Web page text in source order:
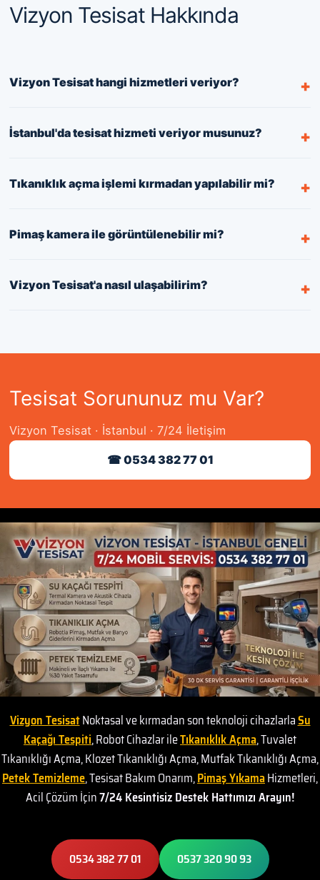
Vizyon Tesisat Hakkında
Vizyon Tesisat hangi hizmetleri veriyor?
İstanbul'da tesisat hizmeti veriyor musunuz?
Tıkanıklık açma işlemi kırmadan yapılabilir mi?
Pimaş kamera ile görüntülenebilir mi?
Vizyon Tesisat'a nasıl ulaşabilirim?
Tesisat Sorununuz mu Var?
Vizyon Tesisat · İstanbul · 7/24 İletişim
☎ 0534 382 77 01
Vizyon TesisatNoktasal ve kırmadan son teknoloji cihazlarlaSu
Kaçağı Tespiti, Robot Cihazlar ileTıkanıklık Açma, Tuvalet
Tıkanıklığı Açma, Klozet Tıkanıklığı Açma, Mutfak Tıkanıklığı Açma,
Petek Temizleme, Tesisat Bakım Onarım,Pimaş YıkamaHizmetleri,
Acil Çözüm İçin7/24 Kesintisiz Destek Hattımızı Arayın!
0534 382 77 01 0537 320 90 93